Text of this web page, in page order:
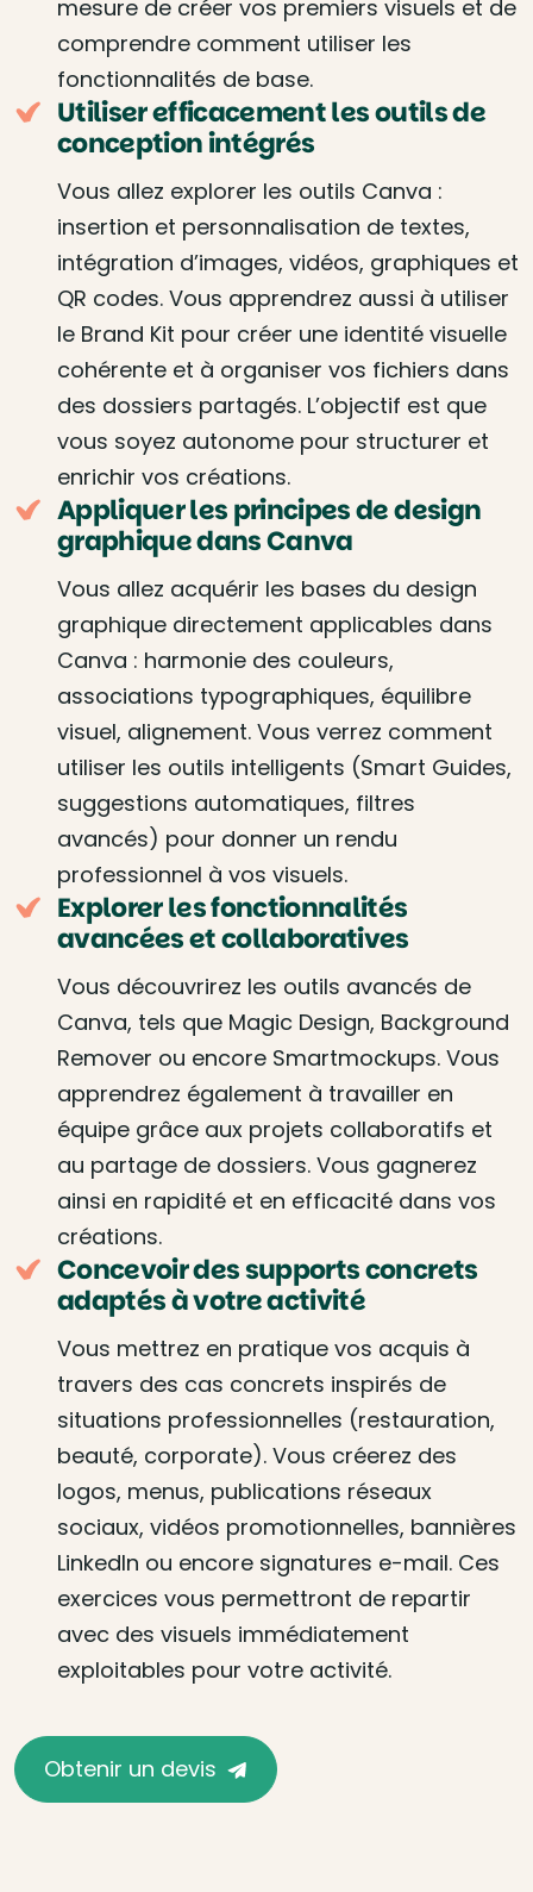
mesure de créer vos premiers visuels et de
comprendre comment utiliser les
fonctionnalités de base.
Utiliser efficacement les outils de
conception intégrés
Vous allez explorer les outils Canva :
insertion et personnalisation de textes,
intégration d’images, vidéos, graphiques et
QR codes. Vous apprendrez aussi à utiliser
le Brand Kit pour créer une identité visuelle
cohérente et à organiser vos fichiers dans
des dossiers partagés. L’objectif est que
vous soyez autonome pour structurer et
enrichir vos créations.
Appliquer les principes de design
graphique dans Canva
Vous allez acquérir les bases du design
graphique directement applicables dans
Canva : harmonie des couleurs,
associations typographiques, équilibre
visuel, alignement. Vous verrez comment
utiliser les outils intelligents (Smart Guides,
suggestions automatiques, filtres
avancés) pour donner un rendu
professionnel à vos visuels.
Explorer les fonctionnalités
avancées et collaboratives
Vous découvrirez les outils avancés de
Canva, tels que Magic Design, Background
Remover ou encore Smartmockups. Vous
apprendrez également à travailler en
équipe grâce aux projets collaboratifs et
au partage de dossiers. Vous gagnerez
ainsi en rapidité et en efficacité dans vos
créations.
Concevoir des supports concrets
adaptés à votre activité
Vous mettrez en pratique vos acquis à
travers des cas concrets inspirés de
situations professionnelles (restauration,
beauté, corporate). Vous créerez des
logos, menus, publications réseaux
sociaux, vidéos promotionnelles, bannières
LinkedIn ou encore signatures e-mail. Ces
exercices vous permettront de repartir
avec des visuels immédiatement
exploitables pour votre activité.
Obtenir un devis